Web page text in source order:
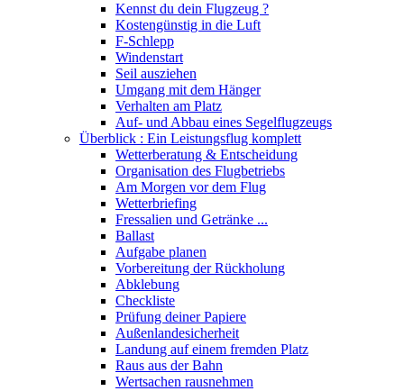
Kennst du dein Flugzeug ?
Kostengünstig in die Luft
F-Schlepp
Windenstart
Seil ausziehen
Umgang mit dem Hänger
Verhalten am Platz
Auf- und Abbau eines Segelflugzeugs
Überblick : Ein Leistungsflug komplett
Wetterberatung & Entscheidung
Organisation des Flugbetriebs
Am Morgen vor dem Flug
Wetterbriefing
Fressalien und Getränke ...
Ballast
Aufgabe planen
Vorbereitung der Rückholung
Abklebung
Checkliste
Prüfung deiner Papiere
Außenlandesicherheit
Landung auf einem fremden Platz
Raus aus der Bahn
Wertsachen rausnehmen